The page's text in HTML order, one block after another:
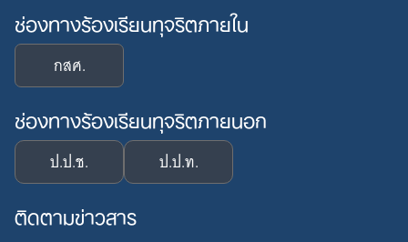
ช่องทางร้องเรียนทุจริตภายใน
กสศ.
ช่องทางร้องเรียนทุจริตภายนอก
ป.ป.ช. ป.ป.ท.
ติดตามข่าวสาร